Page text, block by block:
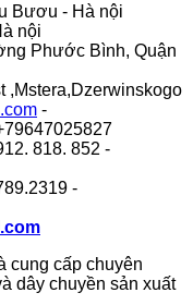
Bươu - Hà nội
nội
Phước Bình, Quận
,Mstera,Dzerwinskogo
-
818. 852 -
-
cung cấp chuyên
dây chuyền sản xuất